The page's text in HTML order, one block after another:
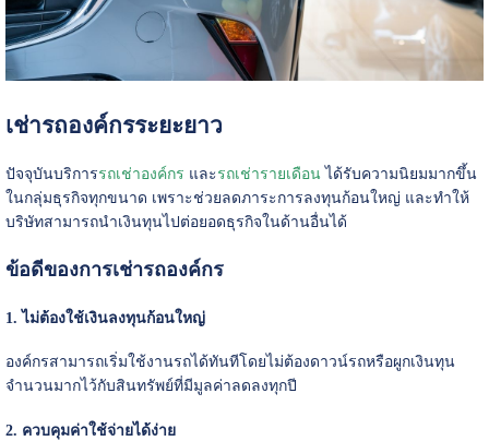
เช่ารถองค์กรระยะยาว
ปัจจุบันบริการรถเช่าองค์กร และรถเช่ารายเดือนได้รับความนิยมมากขึ้น
ในกลุ่มธุรกิจทุกขนาด เพราะช่วยลดภาระการลงทุนก้อนใหญ่ และทำให้
บริษัทสามารถนำเงินทุนไปต่อยอดธุรกิจในด้านอื่นได้
ข้อดีของการเช่ารถองค์กร
1. ไม่ต้องใช้เงินลงทุนก้อนใหญ่
องค์กรสามารถเริ่มใช้งานรถได้ทันทีโดยไม่ต้องดาวน์รถหรือผูกเงินทุน
จำนวนมากไว้กับสินทรัพย์ที่มีมูลค่าลดลงทุกปี
2. ควบคุมค่าใช้จ่ายได้ง่าย